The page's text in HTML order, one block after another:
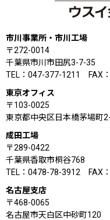
市川事業所・市川工場
〒272-0014
千葉県市川市田尻3-7-35
TEL：047-377-1211 FAX
東京オフィス
〒103-0025
東京都中央区日本橋茅場町
成田工場
〒289-0422
千葉県香取市桐谷768
TEL：0478-78-3912 FAX
名古屋支店
〒468-0065
名古屋市天白区中砂町120